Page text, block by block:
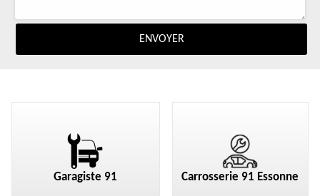
Garagiste 91 Carrosserie 91 Essonne